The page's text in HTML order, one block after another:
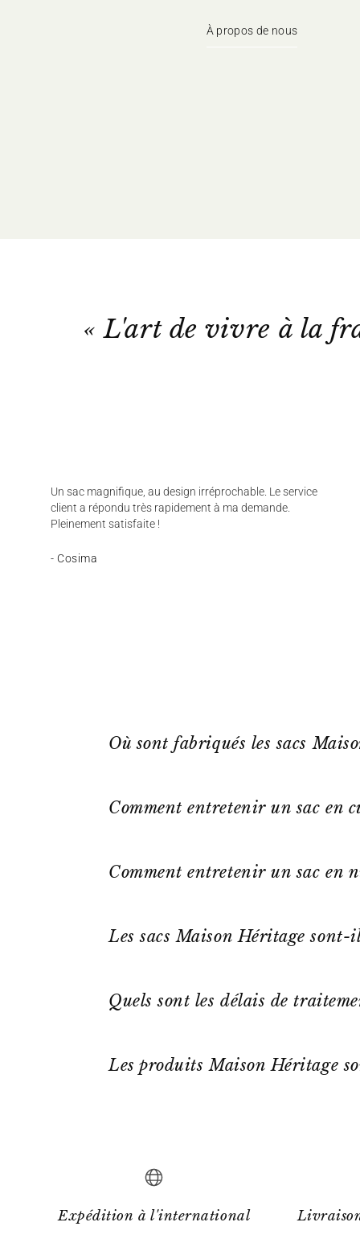
À propos de nous
« L'art de vivre à la
Un sac magnifique, au design irréprochable. Le service
client a répondu très rapidement à ma demande.
Pleinement satisfaite !
- Cosima
Où sont fabriqués les sacs
Comment entretenir un sac en
Comment entretenir un sac en
Les sacs Maison Héritage sont-
Quels sont les délais de
Les produits Maison Héritage
Expédition à l'international